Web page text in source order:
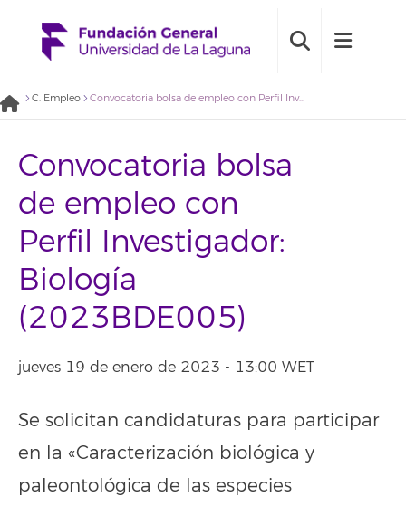
C. Empleo Convocatoria bolsa de empleo con Perfil Investigador: Biología (2023BDE005)
Convocatoria bolsa
de empleo con
Perfil Investigador:
Biología
(2023BDE005)
jueves 19 de enero de 2023 - 13:00 WET
Se solicitan candidaturas para participar
en la «Caracterización biológica y
paleontológica de las especies